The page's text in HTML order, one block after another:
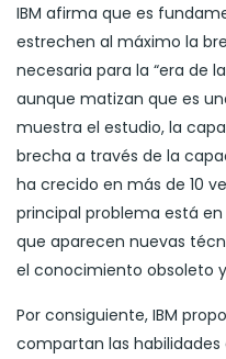
IBM afirma que es
estrechen al máximo la
necesaria para la “era de
aunque matizan que es
muestra el estudio, la
brecha a través de la
ha crecido en más de 10
principal problema está
que aparecen nuevas
el conocimiento obsoleto
Por consiguiente, IBM
compartan las habilidades